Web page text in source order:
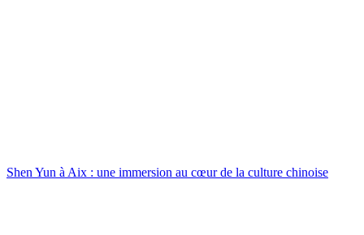
Shen Yun à Aix : une immersion au cœur de la culture chinoise